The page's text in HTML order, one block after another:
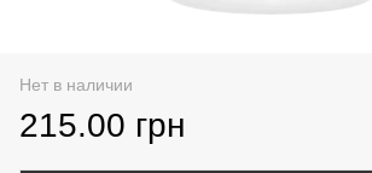
Нет в наличии
215.00 грн